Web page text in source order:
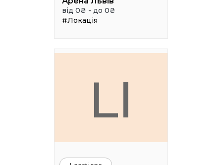
від 0₴ - до 0₴
#Локація
LI